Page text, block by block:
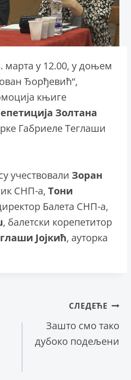
марта у 12.00, у доњем
Ђорђевић“,
књиге
Золтана
Габриеле Теглаши
учествовали Зоран
СНП-а, Тони
Балета СНП-а,
, балетски корепетитор
Јојкић, ауторка
СЛЕДЕЋЕ
Зашто смо тако
дубоко подељени